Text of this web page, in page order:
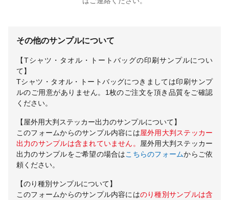
その他のサンプルについて
【Tシャツ・タオル・トートバッグの印刷サンプルについ
て】
Tシャツ・タオル・トートバッグにつきましては印刷サンプ
ルのご用意がありません。1枚のご注文を頂き品質をご確認
ください。
【屋外用大判ステッカー出力のサンプルについて】
このフォームからのサンプル内容には屋外用大判ステッカー
出力のサンプルは含まれていません。 屋外用大判ステッカー
出力のサンプルをご希望の場合はこちらのフォームからご依
頼ください。
【のり種別サンプルについて】
このフォームからのサンプル内容にはのり種別サンプルは含